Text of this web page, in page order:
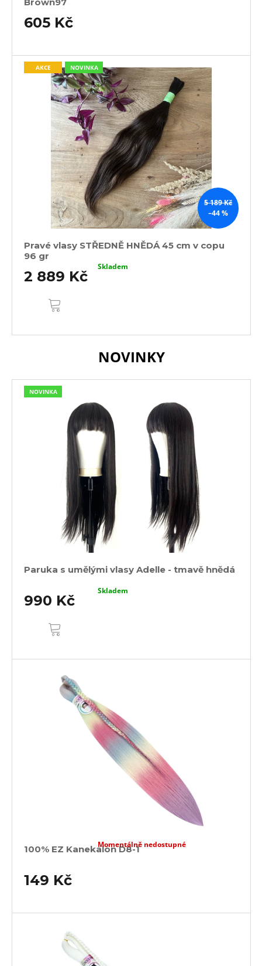
605 Kč
5 189 Kč
–44 %
AKCE NOVINKA
Pravé vlasy STŘEDNĚ HNĚDÁ 45 cm v copu
96 gr
2 889 Kč
Skladem
NOVINKY
NOVINKA
Paruka s umělými vlasy Adelle - tmavě hnědá
990 Kč
Skladem
100% EZ Kanekalon D8-1
149 Kč
Momentálně nedostupné